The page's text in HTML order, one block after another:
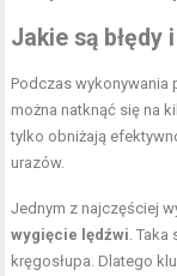
Jakie są
Podczas wykonywania
można natknąć się na
tylko obniżają
urazów.
Jednym z najczęściej
wygięcie lędźwi. Taka
kręgosłupa. Dlatego